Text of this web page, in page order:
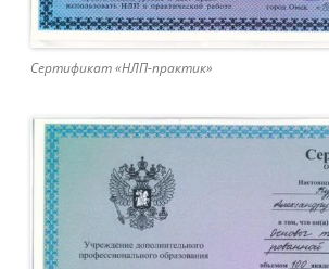
Сертификат «НЛП-практик»